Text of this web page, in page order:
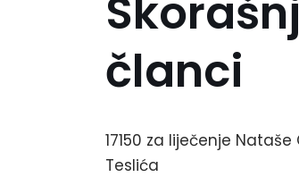
članci
17150 za liječenje Nataše
Teslića